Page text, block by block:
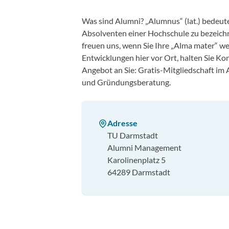
Was sind Alumni? „Alumnus“ (lat.)
Absolventen einer Hochschule zu
freuen uns, wenn Sie Ihre „Alma mater“
Entwicklungen hier vor Ort, halten Sie
Angebot an Sie: Gratis-Mitgliedschaft
und Gründungsberatung.
Adresse
TU Darmstadt
Alumni Management
Karolinenplatz 5
64289 Darmstadt